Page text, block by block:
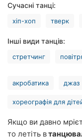
Запоріжжя
Ріг
Миколаїв
Херсон
Сучасні танці:
хіп-хоп тверк
Інші види танців:
стретчинг
акробатика джаз
хореографія для
Якщо ви давно
то летіть в